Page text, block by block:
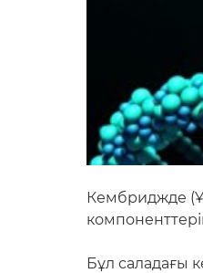
Кембриджде
Бұл саладағы